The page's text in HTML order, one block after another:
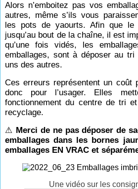
Alors n’emboitez pas vos
autres, même s’ils vous
les pots de yaourts. Afin que
jusqu’au bout de la chaîne, il est
qu’une fois vidés, les
emballages, sont à déposer au
uns des autres.
Ces erreurs représentent un coût
donc pour l’usager. Elles
fonctionnement du centre de tri
recyclage.
⚠ Merci de ne pas déposer de
emballages dans les bornes
emballages EN VRAC et
Une vidéo sur les